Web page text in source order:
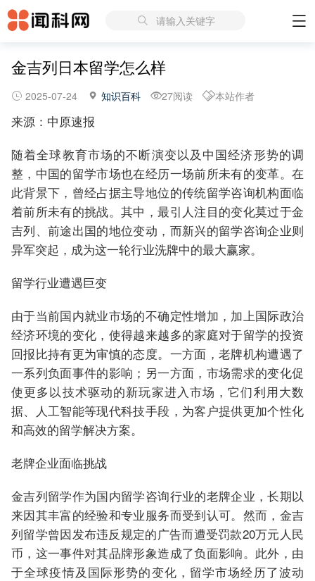
请输入关键字
金吉列日本留学怎么样
2025-07-24 知识百科 27阅读 本站作者
来源：中原速报
随着全球教育市场的不断演变以及中国经济形势的调
整，中国的留学市场也在经历一场前所未有的变革。在
此背景下，曾经占据主导地位的传统留学咨询机构面临
着前所未有的挑战。其中，最引人注目的变化莫过于金
吉列、前途出国的地位变动，而新兴的留学咨询企业则
异军突起，成为这一轮行业洗牌中的最大赢家。
留学行业遭遇巨变
由于当前国内就业市场的不确定性增加，加上国际政治
经济环境的变化，使得越来越多的家庭对于留学的投资
回报比持有更为审慎的态度。一方面，老牌机构遭遇了
一系列负面事件的影响；另一方面，市场需求的变化促
使更多以技术驱动的新玩家进入市场，它们利用大数
据、人工智能等现代科技手段，为客户提供更加个性化
和高效的留学解决方案。
老牌企业面临挑战
金吉列留学作为国内留学咨询行业的老牌企业，长期以
来因其丰富的经验和专业服务而受到认可。然而，金吉
列留学曾因发布违反规定的广告而遭受罚款20万元人民
币，这一事件对其品牌形象造成了负面影响。此外，由
于全球疫情及国际形势的变化，留学市场经历了波动